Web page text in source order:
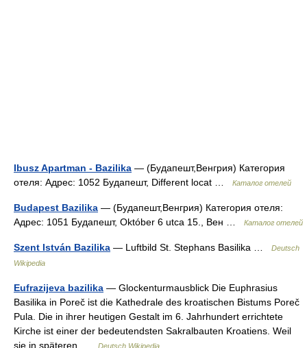
Ibusz Apartman - Bazilika — (Будапешт,Венгрия) Категория
отеля: Адрес: 1052 Будапешт, Different locat …
Каталог отелей
Budapest Bazilika — (Будапешт,Венгрия) Категория отеля:
Адрес: 1051 Будапешт, Október 6 utca 15., Вен …
Каталог отелей
Szent István Bazilika — Luftbild St. Stephans Basilika …
Deutsch
Wikipedia
Eufrazijeva bazilika — Glockenturmausblick Die Euphrasius
Basilika in Poreč ist die Kathedrale des kroatischen Bistums Poreč
Pula. Die in ihrer heutigen Gestalt im 6. Jahrhundert errichtete
Kirche ist einer der bedeutendsten Sakralbauten Kroatiens. Weil
sie in späteren …
Deutsch Wikipedia